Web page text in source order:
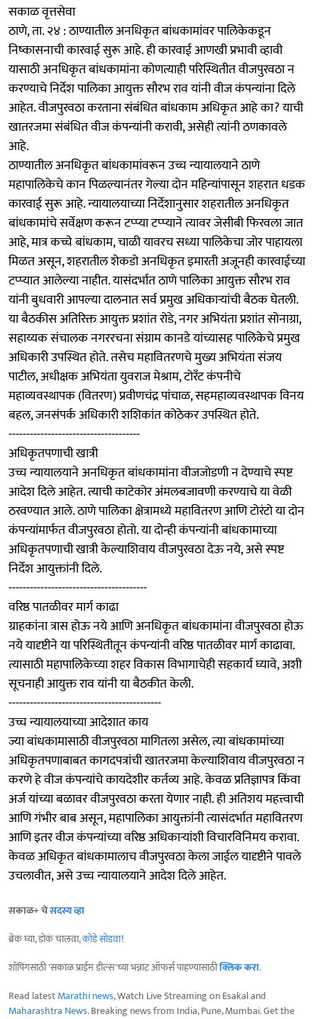
सकाळ वृत्तसेवा
ठाणे, ता. २४ : ठाण्यातील अनधिकृत बांधकामांवर पालिकेकडून
निष्कासनाची कारवाई सुरू आहे. ही कारवाई आणखी प्रभावी व्हावी
यासाठी अनधिकृत बांधकामांना कोणत्याही परिस्थितीत वीजपुरवठा न
करण्याचे निर्देश पालिका आयुक्त सौरभ राव यांनी वीज कंपन्यांना दिले
आहेत. वीजपुरवठा करताना संबंधित बांधकाम अधिकृत आहे का? याची
खातरजमा संबंधित वीज कंपन्यांनी करावी, असेही त्यांनी ठणकावले
आहे.
ठाण्यातील अनधिकृत बांधकामांवरून उच्च न्यायालयाने ठाणे
महापालिकेचे कान पिळल्यानंतर गेल्या दोन महिन्यांपासून शहरात धडक
कारवाई सुरू आहे. न्यायालयाच्या निर्देशानुसार शहरातील अनधिकृत
बांधकामांचे सर्वेक्षण करून टप्प्या टप्प्याने त्यावर जेसीबी फिरवला जात
आहे, मात्र कच्चे बांधकाम, चाळी यावरच सध्या पालिकेचा जोर पाहायला
मिळत असून, शहरातील शेकडो अनधिकृत इमारती अजूनही कारवाईच्या
टप्प्यात आलेल्या नाहीत. यासंदर्भात ठाणे पालिका आयुक्त सौरभ राव
यांनी बुधवारी आपल्या दालनात सर्व प्रमुख अधिकाऱ्यांची बैठक घेतली.
या बैठकीस अतिरिक्त आयुक्त प्रशांत रोडे, नगर अभियंता प्रशांत सोनाग्रा,
सहाय्यक संचालक नगररचना संग्राम कानडे यांच्यासह पालिकेचे प्रमुख
अधिकारी उपस्थित होते. तसेच महावितरणचे मुख्य अभियंता संजय
पाटील, अधीक्षक अभियंता युवराज मेश्राम, टोरँट कंपनीचे
महाव्यवस्थापक (वितरण) प्रवीणचंद्र पांचाळ, सहमहाव्यवस्थापक विनय
बहल, जनसंपर्क अधिकारी शशिकांत कोठेकर उपस्थित होते.
-------------------------------------
अधिकृतपणाची खात्री
उच्च न्यायालयाने अनधिकृत बांधकामांना वीजजोडणी न देण्याचे स्पष्ट
आदेश दिले आहेत. त्याची काटेकोर अंमलबजावणी करण्याचे या वेळी
ठरवण्यात आले. ठाणे पालिका क्षेत्रामध्ये महावितरण आणि टोरंटो या दोन
कंपन्यांमार्फत वीजपुरवठा होतो. या दोन्ही कंपन्यांनी बांधकामाच्या
अधिकृतपणाची खात्री केल्याशिवाय वीजपुरवठा देऊ नये, असे स्पष्ट
निर्देश आयुक्तांनी दिले.
---------------------------------------
वरिष्ठ पातळीवर मार्ग काढा
ग्राहकांना त्रास होऊ नये आणि अनधिकृत बांधकामांना वीजपुरवठा होऊ
नये यादृष्टीने या परिस्थितीतून कंपन्यांनी वरिष्ठ पातळीवर मार्ग काढावा.
त्यासाठी महापालिकेच्या शहर विकास विभागाचेही सहकार्य घ्यावे, अशी
सूचनाही आयुक्त राव यांनी या बैठकीत केली.
-------------------------------------------
उच्च न्यायालयाच्या आदेशात काय
ज्या बांधकामासाठी वीजपुरवठा मागितला असेल, त्या बांधकामांच्या
अधिकृतपणाबाबत कागदपत्रांची खातरजमा केल्याशिवाय वीजपुरवठा न
करणे हे वीज कंपन्यांचे कायदेशीर कर्तव्य आहे. केवळ प्रतिज्ञापत्र किंवा
अर्ज यांच्या बळावर वीजपुरवठा करता येणार नाही. ही अतिशय महत्त्वाची
आणि गंभीर बाब असून, महापालिका आयुक्तांनी त्यासंदर्भात महावितरण
आणि इतर वीज कंपन्यांच्या वरिष्ठ अधिकाऱ्यांशी विचारविनिमय करावा.
केवळ अधिकृत बांधकामालाच वीजपुरवठा केला जाईल यादृष्टीने पावले
उचलावीत, असे उच्च न्यायालयाने आदेश दिले आहेत.
सकाळ+ चेसदस्य व्हा
ब्रेक घ्या, डोकं चालवा,कोडे सोडवा!
शॉपिंगसाठी 'सकाळ प्राईम डील्स'च्या भन्नाट ऑफर्स पाहण्यासाठीक्लिक करा.
Read latestMarathi news, Watch Live Streaming on Esakal and
Maharashtra News. Breaking news from India, Pune, Mumbai. Get the